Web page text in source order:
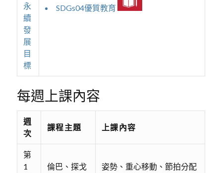
永
續
發
展
目
標
SDGs04優質教育
每週上課內容
週
次
課程主題 上課內容
第
1
倫巴、探戈 姿勢、重心移動、節拍分配